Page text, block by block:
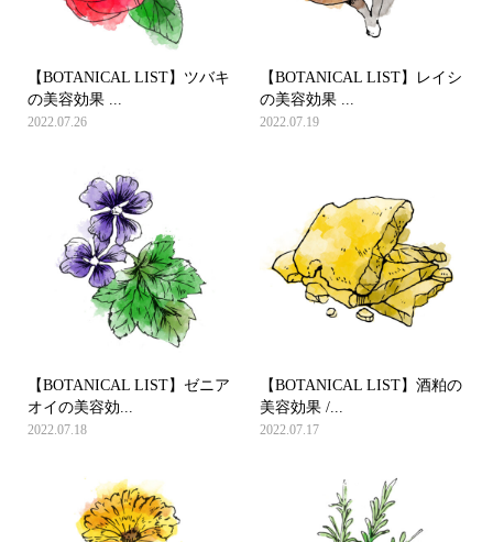
【BOTANICAL LIST】ツバキ
の美容効果 ...
2022.07.26
【BOTANICAL LIST】レイシ
の美容効果 ...
2022.07.19
【BOTANICAL LIST】ゼニア
オイの美容効...
2022.07.18
【BOTANICAL LIST】酒粕の
美容効果 /...
2022.07.17